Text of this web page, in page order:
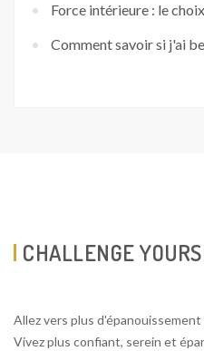
Force intérieure : le
Comment savoir si j'ai
CHALLENGE
Allez vers plus
Vivez plus confiant, serein et